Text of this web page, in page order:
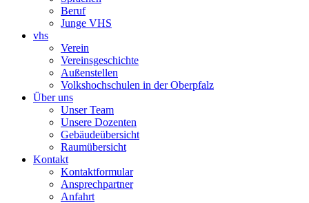
Beruf
Junge VHS
vhs
Verein
Vereinsgeschichte
Außenstellen
Volkshochschulen in der Oberpfalz
Über uns
Unser Team
Unsere Dozenten
Gebäudeübersicht
Raumübersicht
Kontakt
Kontaktformular
Ansprechpartner
Anfahrt